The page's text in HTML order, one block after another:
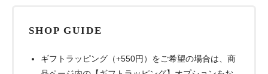
SHOP GUIDE
ギフトラッピング（+550円）をご希望の場合は、商